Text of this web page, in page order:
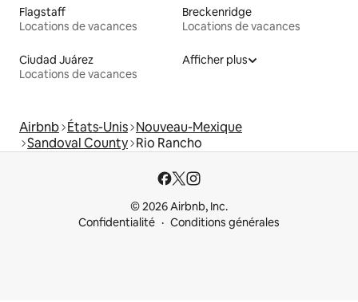
Flagstaff
Locations de vacances
Breckenridge
Locations de vacances
Ciudad Juárez
Locations de vacances
Afficher plus
Airbnb États-Unis Nouveau-Mexique
Sandoval County Rio Rancho
© 2026 Airbnb, Inc.
Confidentialité
Conditions générales